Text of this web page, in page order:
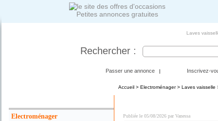
Petites annonces gratuites
Laves
Rechercher :
Passer une annonce | Inscrivez-
Electroménager
Accueil> Electroménager> Laves vaisselle
Publiée le 05/08/2026 par Vanessa